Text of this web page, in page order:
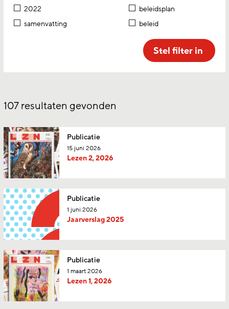
2022
samenvatting
beleidsplan
beleid
Stel filter in
107resultaten gevonden
Publicatie
15 juni 2026
Lezen 2, 2026
Publicatie
1 juni 2026
Jaarverslag 2025
Publicatie
1 maart 2026
Lezen 1, 2026